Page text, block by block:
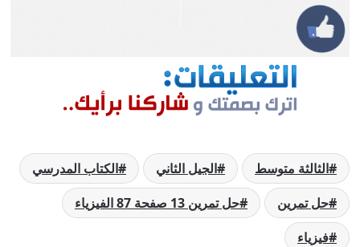
الثالثة متوسط الجيل الثاني
الكتاب المدرسي
حل تمرين
حل تمرين 13 صفحة 87 الفيزياء
فيزياء